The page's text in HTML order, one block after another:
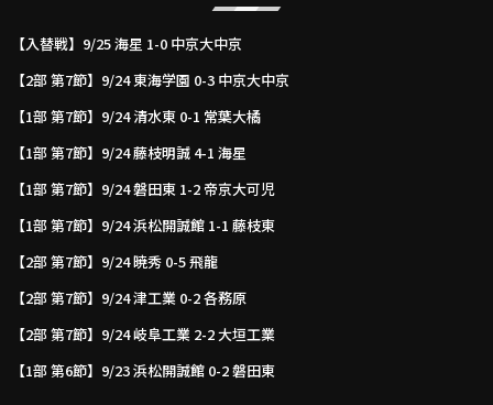
【入替戦】9/25 海星 1-0 中京大中京
【2部 第7節】9/24 東海学園 0-3 中京大中京
【1部 第7節】9/24 清水東 0-1 常葉大橘
【1部 第7節】9/24 藤枝明誠 4-1 海星
【1部 第7節】9/24 磐田東 1-2 帝京大可児
【1部 第7節】9/24 浜松開誠館 1-1 藤枝東
【2部 第7節】9/24 暁秀 0-5 飛龍
【2部 第7節】9/24 津工業 0-2 各務原
【2部 第7節】9/24 岐阜工業 2-2 大垣工業
【1部 第6節】9/23 浜松開誠館 0-2 磐田東